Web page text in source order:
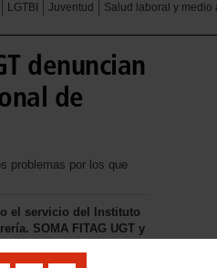
LGTBI Juventud Salud laboral y medio
denuncian
de
problemas por los que
el servicio del Instituto
SOMA FITAG UGT y
resuelvan los